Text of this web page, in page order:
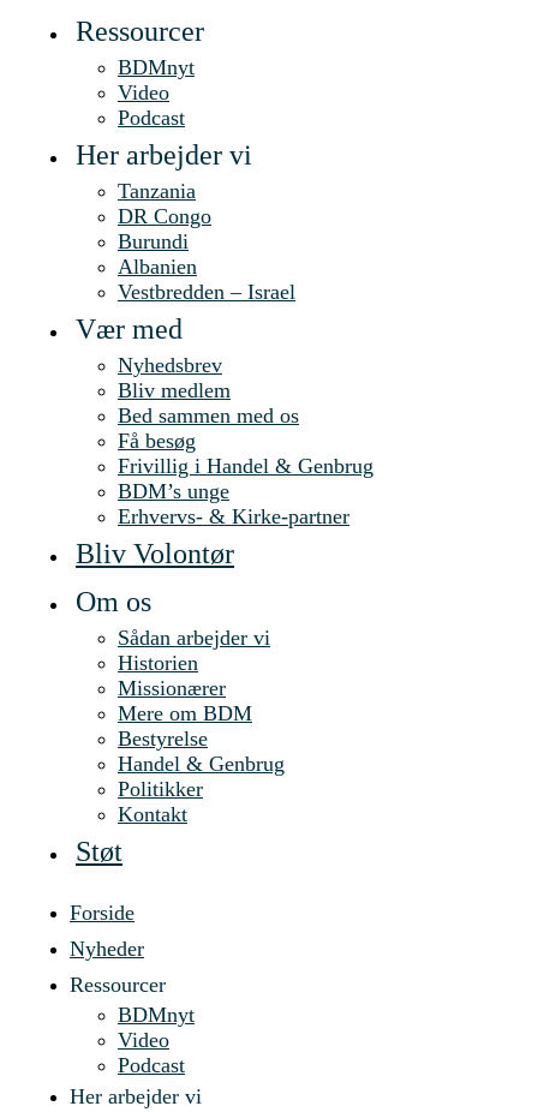
Ressourcer
BDMnyt
Video
Podcast
Her arbejder vi
Tanzania
DR Congo
Burundi
Albanien
Vestbredden – Israel
Vær med
Nyhedsbrev
Bliv medlem
Bed sammen med os
Få besøg
Frivillig i Handel & Genbrug
BDM’s unge
Erhvervs- & Kirke-partner
Bliv Volontør
Om os
Sådan arbejder vi
Historien
Missionærer
Mere om BDM
Bestyrelse
Handel & Genbrug
Politikker
Kontakt
Støt
Forside
Nyheder
Ressourcer
BDMnyt
Video
Podcast
Her arbejder vi